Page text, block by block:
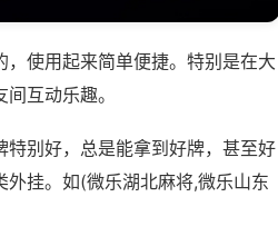
使用起来简单便捷。特别是在大
互动乐趣。
别好，总是能拿到好牌，甚至好
挂。如(微乐湖北麻将,微乐山东